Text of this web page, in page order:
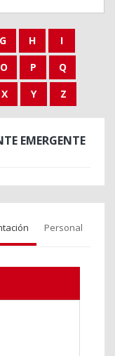
G H
I
O P
Q
X Y Z
EMERGENTE
Personal